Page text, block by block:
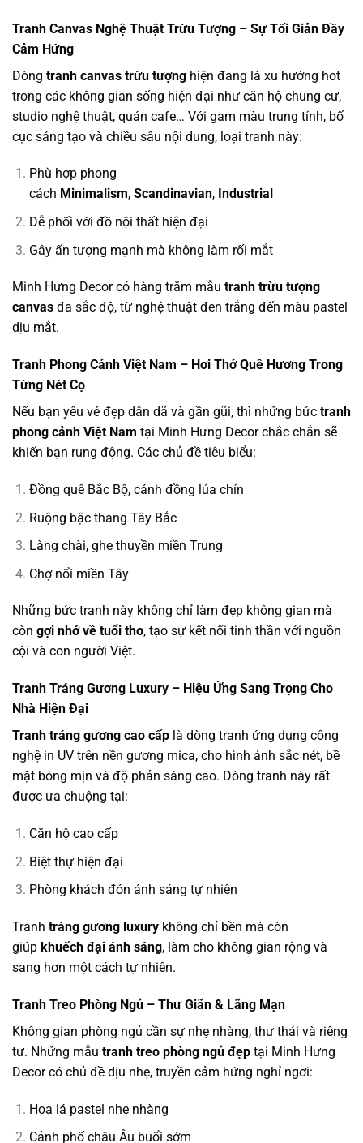
Tranh Canvas Nghệ Thuật Trừu Tượng – Sự Tối Giản Đầy
Cảm Hứng
Dòng tranh canvas trừu tượng hiện đang là xu hướng hot
trong các không gian sống hiện đại như căn hộ chung cư,
studio nghệ thuật, quán cafe… Với gam màu trung tính, bố
cục sáng tạo và chiều sâu nội dung, loại tranh này:
Phù hợp phong
cách Minimalism, Scandinavian, Industrial
Dễ phối với đồ nội thất hiện đại
Gây ấn tượng mạnh mà không làm rối mắt
Minh Hưng Decor có hàng trăm mẫu tranh trừu tượng
canvas đa sắc độ, từ nghệ thuật đen trắng đến màu pastel
dịu mắt.
Tranh Phong Cảnh Việt Nam – Hơi Thở Quê Hương Trong
Từng Nét Cọ
Nếu bạn yêu vẻ đẹp dân dã và gần gũi, thì những bức tranh
phong cảnh Việt Nam tại Minh Hưng Decor chắc chắn sẽ
khiến bạn rung động. Các chủ đề tiêu biểu:
Đồng quê Bắc Bộ, cánh đồng lúa chín
Ruộng bậc thang Tây Bắc
Làng chài, ghe thuyền miền Trung
Chợ nổi miền Tây
Những bức tranh này không chỉ làm đẹp không gian mà
còn gợi nhớ về tuổi thơ, tạo sự kết nối tinh thần với nguồn
cội và con người Việt.
Tranh Tráng Gương Luxury – Hiệu Ứng Sang Trọng Cho
Nhà Hiện Đại
Tranh tráng gương cao cấp là dòng tranh ứng dụng công
nghệ in UV trên nền gương mica, cho hình ảnh sắc nét, bề
mặt bóng mịn và độ phản sáng cao. Dòng tranh này rất
được ưa chuộng tại:
Căn hộ cao cấp
Biệt thự hiện đại
Phòng khách đón ánh sáng tự nhiên
Tranh tráng gương luxury không chỉ bền mà còn
giúp khuếch đại ánh sáng, làm cho không gian rộng và
sang hơn một cách tự nhiên.
Tranh Treo Phòng Ngủ – Thư Giãn & Lãng Mạn
Không gian phòng ngủ cần sự nhẹ nhàng, thư thái và riêng
tư. Những mẫu tranh treo phòng ngủ đẹp tại Minh Hưng
Decor có chủ đề dịu nhẹ, truyền cảm hứng nghỉ ngơi:
Hoa lá pastel nhẹ nhàng
Cảnh phố châu Âu buổi sớm